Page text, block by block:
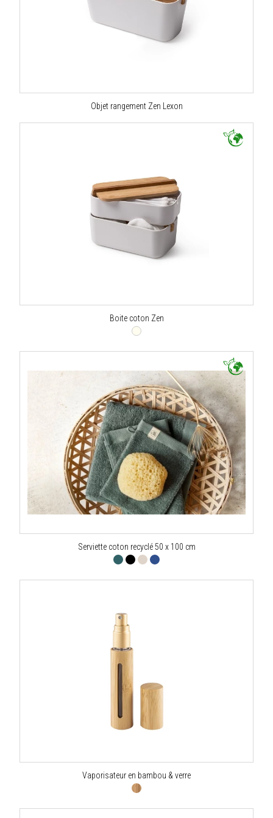
Objet rangement Zen Lexon
Boite coton Zen
Serviette coton recyclé 50 x 100 cm
Vaporisateur en bambou & verre